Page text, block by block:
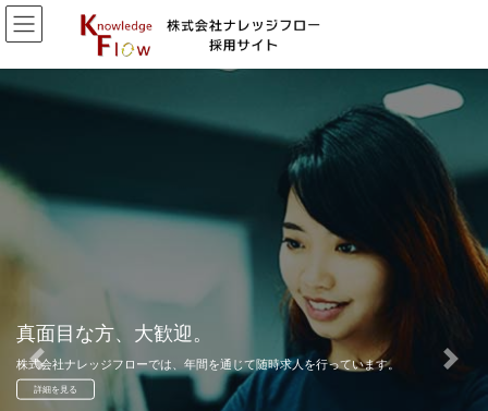
真面目な方、大歓迎。
株式会社ナレッジフローでは、年間を通じて随時求人を行っています。
詳細を見る
Previous Next